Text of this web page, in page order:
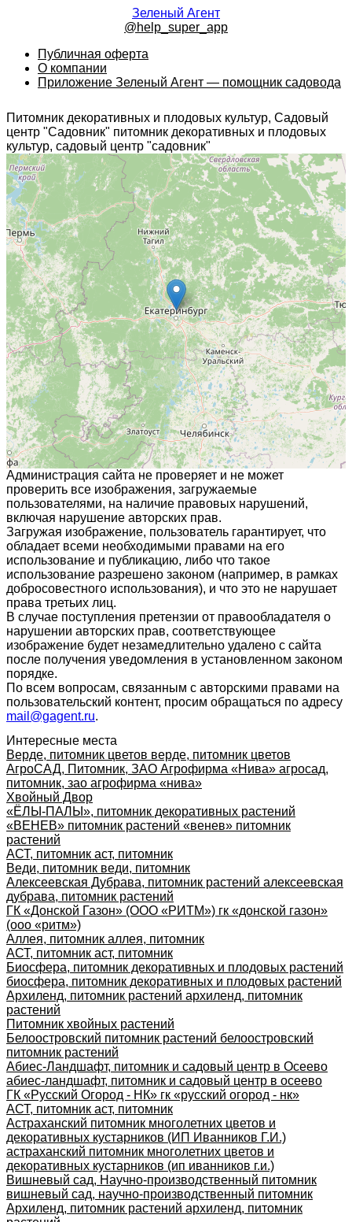
Зеленый Агент
@help_super_app
Публичная оферта
О компании
Приложение Зеленый Агент — помощник садовода
Питомник декоративных и плодовых культур, Садовый
центр "Садовник" питомник декоративных и плодовых
культур, садовый центр "садовник"
Администрация сайта не проверяет и не может
проверить все изображения, загружаемые
пользователями, на наличие правовых нарушений,
включая нарушение авторских прав.
Загружая изображение, пользователь гарантирует, что
обладает всеми необходимыми правами на его
использование и публикацию, либо что такое
использование разрешено законом (например, в рамках
добросовестного использования), и что это не нарушает
права третьих лиц.
В случае поступления претензии от правообладателя о
нарушении авторских прав, соответствующее
изображение будет незамедлительно удалено с сайта
после получения уведомления в установленном законом
порядке.
По всем вопросам, связанным с авторскими правами на
пользовательский контент, просим обращаться по адресу
mail@gagent.ru.
Интересные места
Верде, питомник цветов верде, питомник цветов
АгроСАД, Питомник, ЗАО Агрофирма «Нива» агросад,
питомник, зао агрофирма «нива»
Хвойный Двор
«ЁЛЫ-ПАЛЫ», питомник декоративных растений
«ВЕНЕВ» питомник растений «венев» питомник
растений
АСТ, питомник аст, питомник
Веди, питомник веди, питомник
Алексеевская Дубрава, питомник растений алексеевская
дубрава, питомник растений
ГК «Донской Газон» (ООО «РИТМ») гк «донской газон»
(ооо «ритм»)
Аллея, питомник аллея, питомник
АСТ, питомник аст, питомник
Биосфера, питомник декоративных и плодовых растений
биосфера, питомник декоративных и плодовых растений
Архиленд, питомник растений архиленд, питомник
растений
Питомник хвойных растений
Белоостровский питомник растений белоостровский
питомник растений
Абиес-Ландшафт, питомник и садовый центр в Осеево
абиес-ландшафт, питомник и садовый центр в осеево
ГК «Русский Огород - НК» гк «русский огород - нк»
АСТ, питомник аст, питомник
Астраханский питомник многолетних цветов и
декоративных кустарников (ИП Иванников Г.И.)
астраханский питомник многолетних цветов и
декоративных кустарников (ип иванников г.и.)
Вишневый сад, Научно-производственный питомник
вишневый сад, научно-производственный питомник
Архиленд, питомник растений архиленд, питомник